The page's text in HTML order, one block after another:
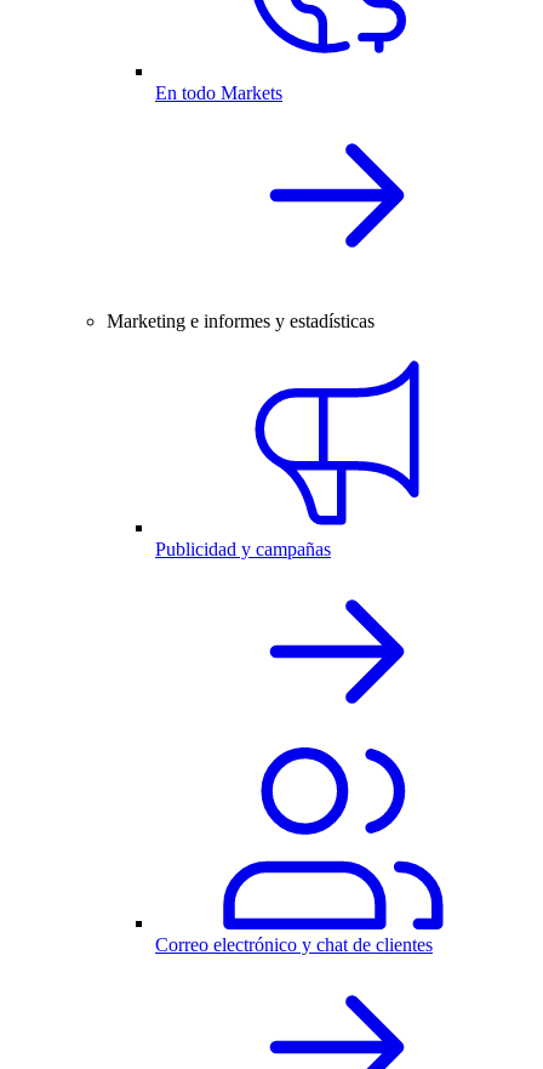
En todo Markets
Marketing e informes y estadísticas
Publicidad y campañas
Correo electrónico y chat de clientes